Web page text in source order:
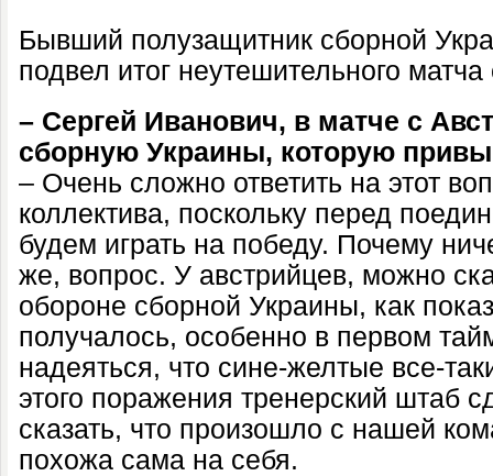
Бывший полузащитник сборной
подвел итог неутешительного
– Сергей Иванович, в матче с
сборную Украины, которую
– Очень сложно ответить на этот
коллектива, поскольку перед
будем играть на победу. Почему
же, вопрос. У австрийцев, можно
обороне сборной Украины, как
получалось, особенно в первом
надеяться, что сине-желтые все-
этого поражения тренерский штаб
сказать, что произошло с нашей
похожа сама на себя.